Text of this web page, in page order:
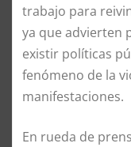
trabajo para
ya que advierten
existir políticas
fenómeno de la
manifestaciones.
En rueda de